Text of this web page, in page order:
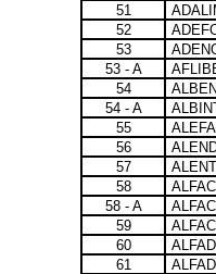
51
52
53
53 - A
54
54 - A
55
56
57
58
58 - A
59
60
61